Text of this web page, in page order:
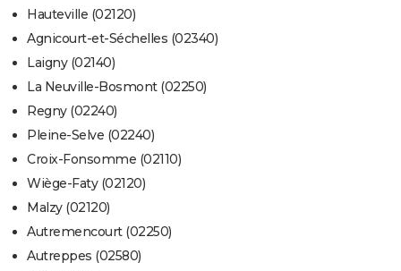
Hauteville (02120)
Agnicourt-et-Séchelles (02340)
Laigny (02140)
La Neuville-Bosmont (02250)
Regny (02240)
Pleine-Selve (02240)
Croix-Fonsomme (02110)
Wiège-Faty (02120)
Malzy (02120)
Autremencourt (02250)
Autreppes (02580)